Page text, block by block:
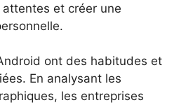
et créer une
ont des habitudes et
En analysant les
les entreprises